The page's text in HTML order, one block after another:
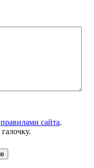
правилами сайта.